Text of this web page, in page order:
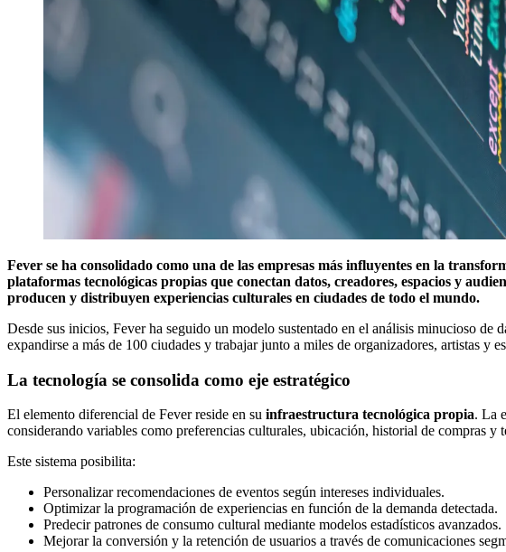
Fever se ha consolidado como una de las empresas más influyentes en la
plataformas tecnológicas propias que conectan datos, creadores, espacios y
producen y distribuyen experiencias culturales en ciudades de todo el mundo.
Desde sus inicios, Fever ha seguido un modelo sustentado en el análisis minucioso
expandirse a más de 100 ciudades y trabajar junto a miles de organizadores, artistas y
La tecnología se consolida como eje estratégico
El elemento diferencial de Fever reside en su infraestructura tecnológica propia. La
considerando variables como preferencias culturales, ubicación, historial de compras y
Este sistema posibilita:
Personalizar recomendaciones de eventos según intereses individuales.
Optimizar la programación de experiencias en función de la demanda detectada.
Predecir patrones de consumo cultural mediante modelos estadísticos avanzados.
Mejorar la conversión y la retención de usuarios a través de comunicaciones